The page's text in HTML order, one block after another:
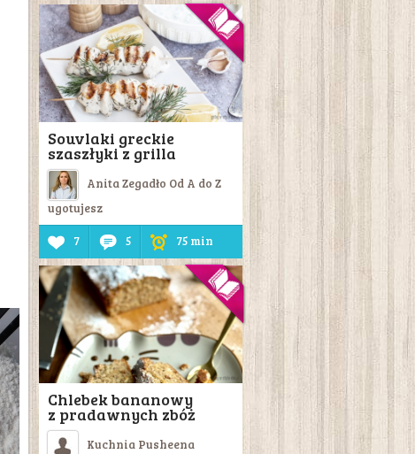
Souvlaki greckie
szaszłyki z grilla
Anita Zegadło Od A do Z
ugotujesz
7 5 75 min
Chlebek bananowy
z pradawnych zbóż
Kuchnia Pusheena